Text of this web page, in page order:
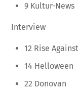
9 Kultur-News
Interview
12 Rise Against
14 Helloween
22 Donovan